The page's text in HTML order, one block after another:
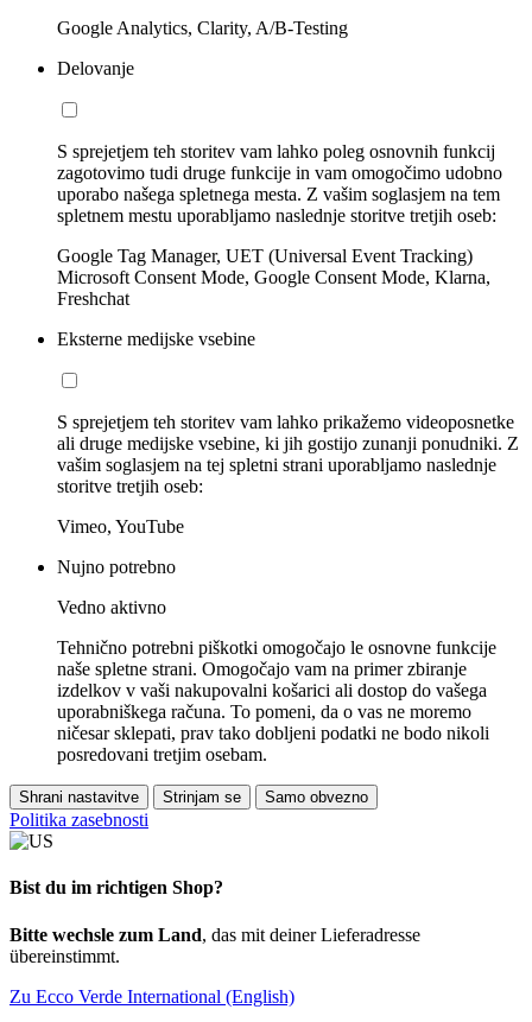
Google Analytics, Clarity, A/B-Testing
Delovanje
S sprejetjem teh storitev vam lahko poleg osnovnih funkcij
zagotovimo tudi druge funkcije in vam omogočimo udobno
uporabo našega spletnega mesta. Z vašim soglasjem na tem
spletnem mestu uporabljamo naslednje storitve tretjih oseb:
Google Tag Manager, UET (Universal Event Tracking)
Microsoft Consent Mode, Google Consent Mode, Klarna,
Freshchat
Eksterne medijske vsebine
S sprejetjem teh storitev vam lahko prikažemo videoposnetke
ali druge medijske vsebine, ki jih gostijo zunanji ponudniki. Z
vašim soglasjem na tej spletni strani uporabljamo naslednje
storitve tretjih oseb:
Vimeo, YouTube
Nujno potrebno
Vedno aktivno
Tehnično potrebni piškotki omogočajo le osnovne funkcije
naše spletne strani. Omogočajo vam na primer zbiranje
izdelkov v vaši nakupovalni košarici ali dostop do vašega
uporabniškega računa. To pomeni, da o vas ne moremo
ničesar sklepati, prav tako dobljeni podatki ne bodo nikoli
posredovani tretjim osebam.
Shrani nastavitve Strinjam se Samo obvezno
Politika zasebnosti
Bist du im richtigen Shop?
Bitte wechsle zum Land, das mit deiner Lieferadresse
übereinstimmt.
Zu Ecco Verde International (English)